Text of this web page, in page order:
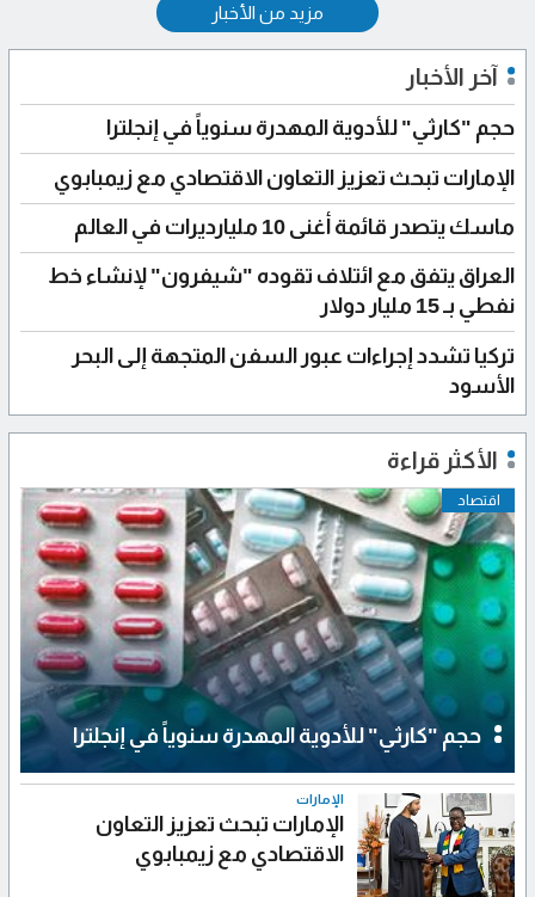
مزيد من الأخبار
آخر الأخبار
حجم "كارثي" للأدوية المهدرة سنوياً في إنجلترا
الإمارات تبحث تعزيز التعاون الاقتصادي مع زيمبابوي
ماسك يتصدر قائمة أغنى 10 مليارديرات في العالم
العراق يتفق مع ائتلاف تقوده "شيفرون" لإنشاء خط
نفطي بـ 15 مليار دولار
تركيا تشدد إجراءات عبور السفن المتجهة إلى البحر
الأسود
الأكثر قراءة
اقتصاد
حجم "كارثي" للأدوية المهدرة سنوياً في إنجلترا
الإمارات
الإمارات تبحث تعزيز التعاون
الاقتصادي مع زيمبابوي